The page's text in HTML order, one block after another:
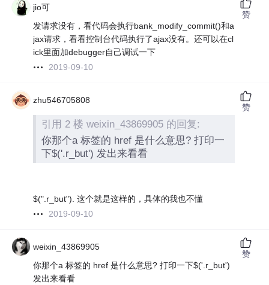
jio可
发请求没有，看代码会执行bank_modify_commit()和a
jax请求，看看控制台代码执行了ajax没有。还可以在cl
ick里面加debugger自己调试一下
2019-09-10
赞
zhu546705808
引用 2 楼 weixin_43869905 的回复:
你那个a 标签的 href 是什么意思? 打印一
下$('.r_but') 发出来看看
$(".r_but"). 这个就是这样的，具体的我也不懂
2019-09-10
赞
weixin_43869905
你那个a 标签的 href 是什么意思? 打印一下$('.r_but')
发出来看看
赞